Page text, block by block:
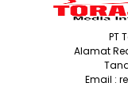
PT
Alamat
Email :